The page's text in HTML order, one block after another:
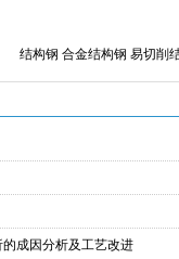
结构钢 合金结构钢 易切削
成因分析及工艺改进